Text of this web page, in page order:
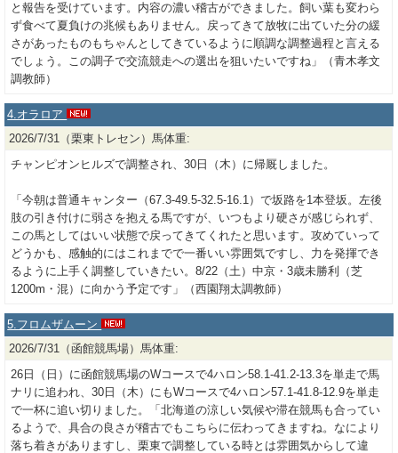
と報告を受けています。内容の濃い稽古ができました。飼い葉も変わら
ず食べて夏負けの兆候もありません。戻ってきて放牧に出ていた分の緩
さがあったものもちゃんとしてきているように順調な調整過程と言える
でしょう。この調子で交流競走への選出を狙いたいですね」（青木孝文
調教師）
4.オラロア
2026/7/31（栗東トレセン）馬体重:
チャンピオンヒルズで調整され、30日（木）に帰厩しました。
「今朝は普通キャンター（67.3-49.5-32.5-16.1）で坂路を1本登坂。左後
肢の引き付けに弱さを抱える馬ですが、いつもより硬さが感じられず、
この馬としてはいい状態で戻ってきてくれたと思います。攻めていって
どうかも、感触的にはこれまでで一番いい雰囲気ですし、力を発揮でき
るように上手く調整していきたい。8/22（土）中京・3歳未勝利（芝
1200m・混）に向かう予定です」（西園翔太調教師）
5.フロムザムーン
2026/7/31（函館競馬場）馬体重:
26日（日）に函館競馬場のWコースで4ハロン58.1-41.2-13.3を単走で馬
ナリに追われ、30日（木）にもWコースで4ハロン57.1-41.8-12.9を単走
で一杯に追い切りました。「北海道の涼しい気候や滞在競馬も合ってい
るようで、具合の良さが稽古でもこちらに伝わってきますね。なにより
落ち着きがありますし、栗東で調整している時とは雰囲気からして違